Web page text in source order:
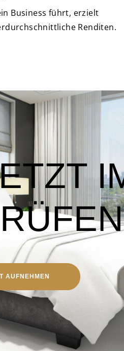
Business führt, erzielt
Renditen.
AUFNEHMEN